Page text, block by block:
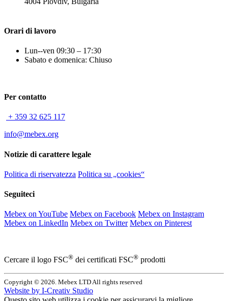
Orari di lavoro
Lun--ven 09:30 – 17:30
Sabato e domenica: Chiuso
Per contatto
+ 359 32 625 117
info@mebex.org
Notizie di carattere legale
Politica di riservatezza Politica su „cookies“
Seguiteci
Mebex on YouTube Mebex on Facebook Mebex on Instagram
Mebex on LinkedIn Mebex on Twitter Mebex on Pinterest
Cercare il logo FSC® dei certificati FSC® prodotti
Copyright © 2026. Mebex LTD All rights reserved
Website by I-Creativ Studio